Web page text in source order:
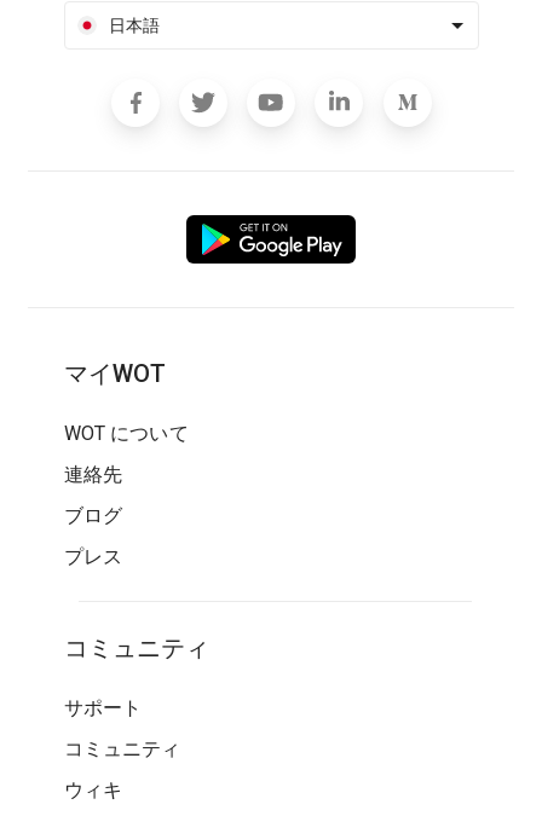
日本語
マイWOT
WOT について
連絡先
ブログ
プレス
コミュニティ
サポート
コミュニティ
ウィキ